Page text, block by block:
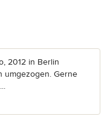
Sternen
2012 in Berlin
umgezogen. Gerne